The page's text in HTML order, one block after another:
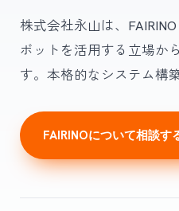
株式会社永山は、
ボットを活用する立場か
す。本格的なシステム構
FAIRINOについて相談す